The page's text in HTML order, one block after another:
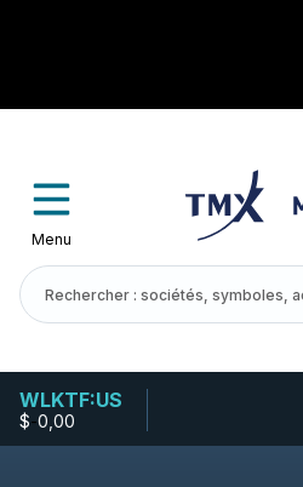
Menu
WLKTF:US
$-0,00